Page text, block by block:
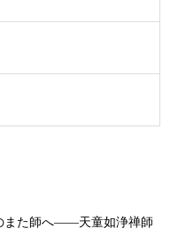
また師へ——天童如浄禅師